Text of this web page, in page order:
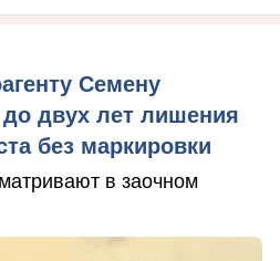
Семену
до двух лет лишения
без маркировки
в заочном